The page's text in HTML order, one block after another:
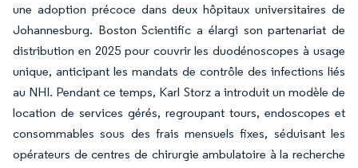
une adoption précoce dans deux hôpitaux universitaires de
Johannesburg. Boston Scientific a élargi son partenariat de
distribution en 2025 pour couvrir les duodénoscopes à usage
unique, anticipant les mandats de contrôle des infections liés
au NHI. Pendant ce temps, Karl Storz a introduit un modèle de
location de services gérés, regroupant tours, endoscopes et
consommables sous des frais mensuels fixes, séduisant les
opérateurs de centres de chirurgie ambulatoire à la recherche